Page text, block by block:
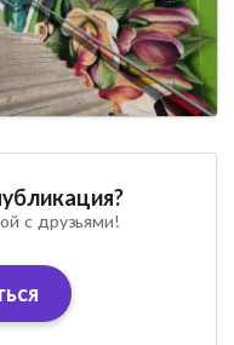
с друзьями!